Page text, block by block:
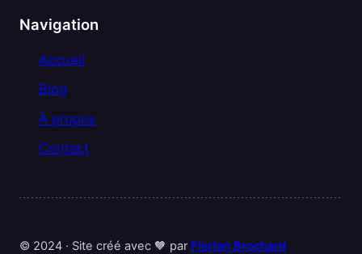
Navigation
Accueil
Blog
À propos
Contact
© 2024 · Site créé avec 🧡 par Florian Brochard